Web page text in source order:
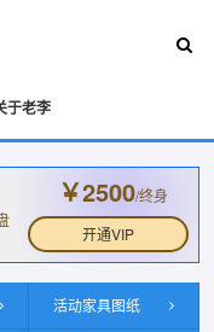
于老李
￥2500/终身
开通VIP
活动家具图纸